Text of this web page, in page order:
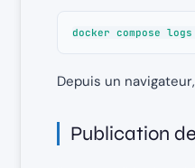
docker compose
Depuis un
Publication